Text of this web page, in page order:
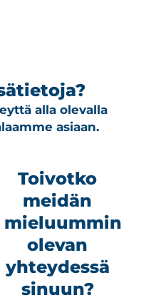
alla olevalla
asiaan.
Toivotko
meidän
mieluummin
olevan
yhteydessä
sinuun?